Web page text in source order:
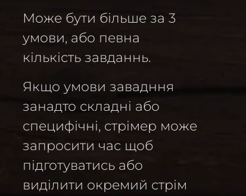
Може бути більше за 3
умови, або певна
кількість завданнь.
Якщо умови завадння
занадто складні або
специфічні, стрімер може
запросити час щоб
підготуватись або
виділити окремий стрім